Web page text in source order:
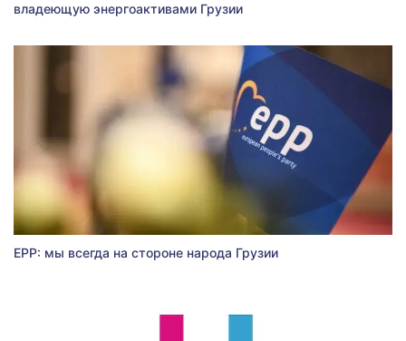
владеющую энергоактивами Грузии
EPP: мы всегда на стороне народа Грузии